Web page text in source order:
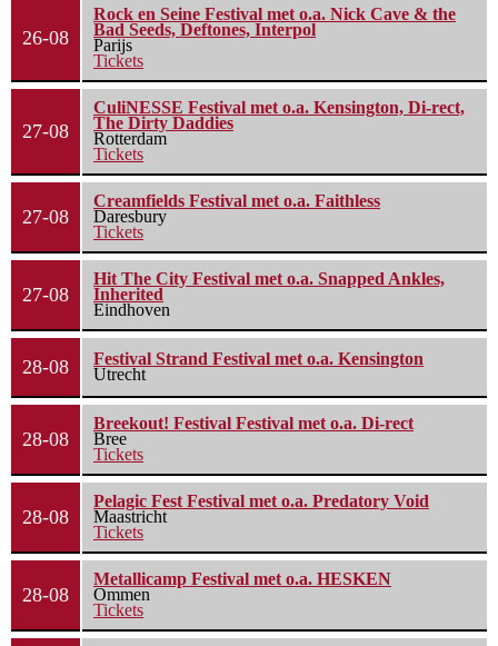
26-08
Rock en Seine Festival met o.a. Nick Cave & the
Bad Seeds, Deftones, Interpol
Parijs
Tickets
27-08
CuliNESSE Festival met o.a. Kensington, Di-rect,
The Dirty Daddies
Rotterdam
Tickets
27-08
Creamfields Festival met o.a. Faithless
Daresbury
Tickets
27-08
Hit The City Festival met o.a. Snapped Ankles,
Inherited
Eindhoven
28-08
Festival Strand Festival met o.a. Kensington
Utrecht
28-08
Breekout! Festival Festival met o.a. Di-rect
Bree
Tickets
28-08
Pelagic Fest Festival met o.a. Predatory Void
Maastricht
Tickets
28-08
Metallicamp Festival met o.a. HESKEN
Ommen
Tickets